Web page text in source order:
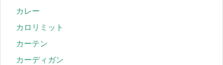
カレー
カロリミット
カーテン
カーディガン